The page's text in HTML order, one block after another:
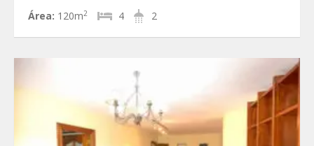
Área: 120m2 4 2